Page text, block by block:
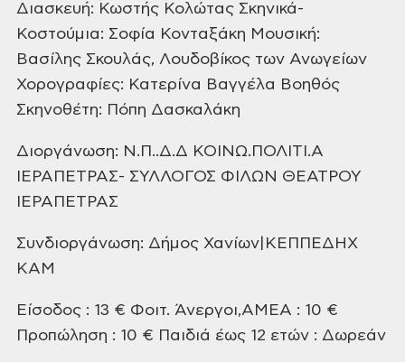
Διασκευή: Κωστής Κολώτας Σκηνικά-
Κοστούμια: Σοφία Κονταξάκη Μουσική:
Βασίλης Σκουλάς, Λουδοβίκος των Ανωγείων
Χορογραφίες: Κατερίνα Βαγγέλα Βοηθός
Σκηνοθέτη: Πόπη Δασκαλάκη
Διοργάνωση: Ν.Π..Δ.Δ ΚΟΙΝΩ.ΠΟΛΙΤΙ.Α
ΙΕΡΑΠΕΤΡΑΣ- ΣΥΛΛΟΓΟΣ ΦΙΛΩΝ ΘΕΑΤΡΟΥ
ΙΕΡΑΠΕΤΡΑΣ
Συνδιοργάνωση: Δήμος Χανίων|ΚΕΠΠΕΔΗΧ
ΚΑΜ
Είσοδος : 13 € Φοιτ. Άνεργοι,ΑΜΕΑ : 10 €
Προπώληση : 10 € Παιδιά έως 12 ετών : Δωρεάν